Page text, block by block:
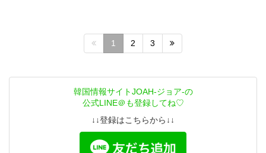
1 2 3
韓国情報サイトJOAH-ジョア-の
公式LINE＠も登録してね♡
↓↓登録はこちらから↓↓